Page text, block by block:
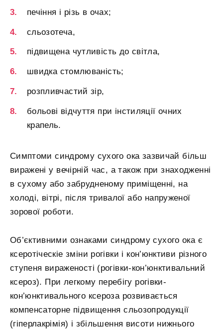
печіння і різь в очах;
сльозотеча,
підвищена чутливість до світла,
швидка стомлюваність;
розпливчастий зір,
больові відчуття при інстиляції очних
крапель.
Симптоми синдрому сухого ока зазвичай більш
виражені у вечірній час, а також при знаходженні
в сухому або забрудненому приміщенні, на
холоді, вітрі, після тривалої або напруженої
зорової роботи.
Об’єктивними ознаками синдрому сухого ока є
ксеротіческіе зміни рогівки і кон’юнктиви різного
ступеня вираженості (рогівки-кон’юнктивальний
ксероз). При легкому перебігу рогівки-
кон’юнктивального ксероза розвивається
компенсаторне підвищення сльозопродукції
(гіперлакрімія) і збільшення висоти нижнього